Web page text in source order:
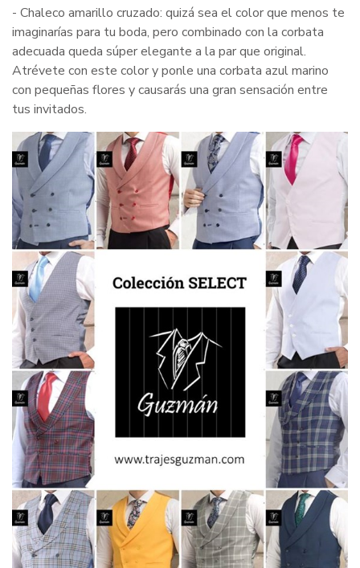
- Chaleco amarillo cruzado: quizá sea el color que menos te
imaginarías para tu boda, pero combinado con la corbata
adecuada queda súper elegante a la par que original.
Atrévete con este color y ponle una corbata azul marino
con pequeñas flores y causarás una gran sensación entre
tus invitados.